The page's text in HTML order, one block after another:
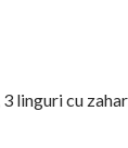
3 linguri cu